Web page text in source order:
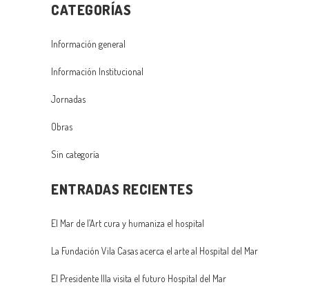
CATEGORÍAS
Información general
Información Institucional
Jornadas
Obras
Sin categoría
ENTRADAS RECIENTES
El Mar de l’Art cura y humaniza el hospital
La Fundación Vila Casas acerca el arte al Hospital del Mar
El Presidente Illa visita el futuro Hospital del Mar